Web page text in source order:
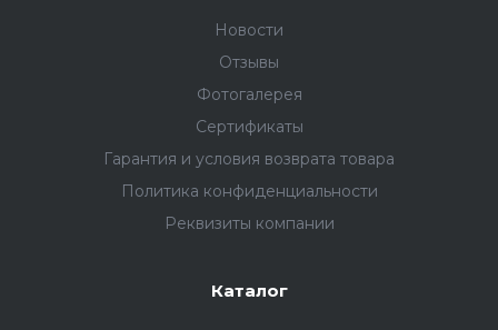
Новости
Отзывы
Фотогалерея
Сертификаты
Гарантия и условия возврата товара
Политика конфиденциальности
Реквизиты компании
Каталог